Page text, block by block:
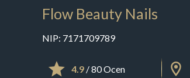
Flow Beauty Nails
NIP: 7171709789
4.9/ 80 Ocen